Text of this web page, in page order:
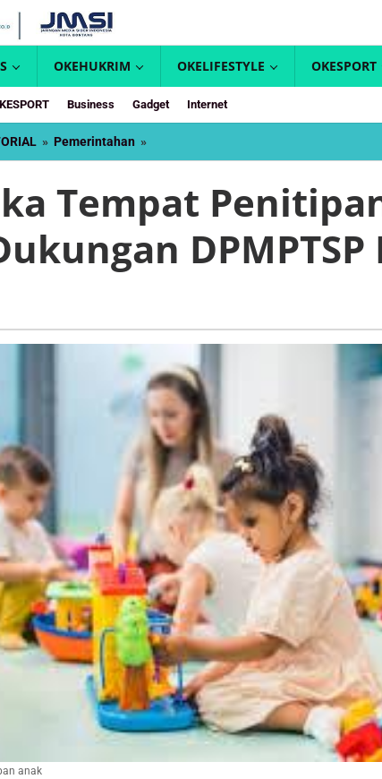
OKEHUKRIM OKELIFESTYLE OKESPORT
Business Gadget Internet
» Pemerintahan »
Buka
Penitipan
Anak?
Dukungan
Tempat
anak